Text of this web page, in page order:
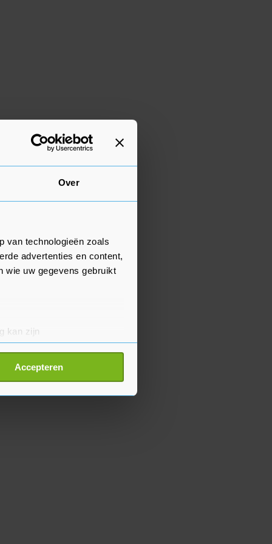
Over
van technologieën zoals
advertenties en content,
wie uw gegevens gebruikt
kan zijn
detailgedeelte
cookiepagina kun je
Accepteren